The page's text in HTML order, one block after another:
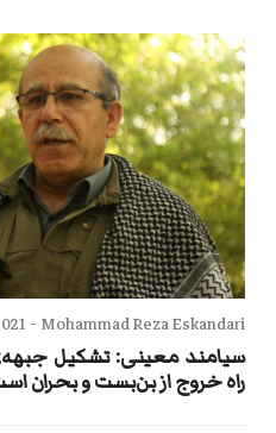
Mohammad Reza Eskandari -
سیامند معینی: تشکیل
راه خروج از بن‌بست و بحران